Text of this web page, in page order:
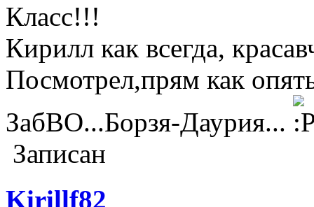
Класс!!!
Кирилл как всегда,
Посмотрел,прям как
ЗабВО...Борзя-Даурия...
Записан
Kirillf82